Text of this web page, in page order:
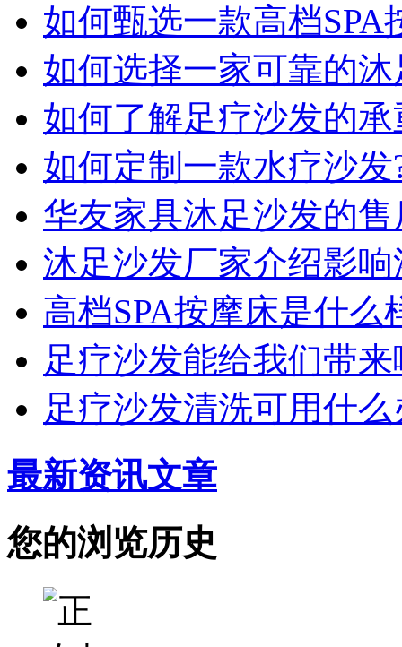
如何甄选一款高档SPA
如何选择一家可靠的
如何了解足疗沙发的承
如何定制一款水疗沙发
华友家具沐足沙发的售
沐足沙发厂家介绍影
高档SPA按摩床是什么
足疗沙发能给我们带
足疗沙发清洗可用什
最新资讯文章
您的浏览历史